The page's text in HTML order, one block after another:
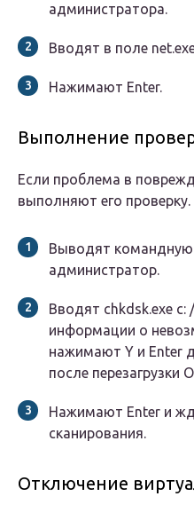
администратора.
Вводят в поле
Нажимают Enter.
Выполнение
Если проблема в
выполняют его
Выводят командную
администратор.
Вводят chkdsk.exe
информации о
нажимают Y и Enter
после перезагрузки
Нажимают Enter и
сканирования.
Отключение